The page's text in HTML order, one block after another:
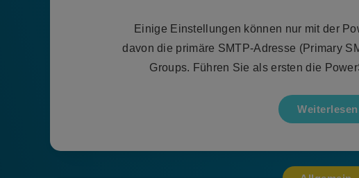
Einige Einstellungen können nur mit der
davon die primäre SMTP-Adresse (Primary
Groups. Führen Sie als ersten die
Weiterlesen